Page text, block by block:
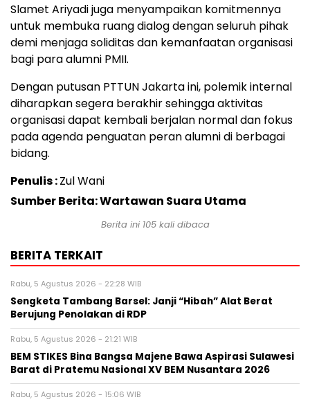
Slamet Ariyadi juga menyampaikan komitmennya
untuk membuka ruang dialog dengan seluruh pihak
demi menjaga soliditas dan kemanfaatan organisasi
bagi para alumni PMII.
Dengan putusan PTTUN Jakarta ini, polemik internal
diharapkan segera berakhir sehingga aktivitas
organisasi dapat kembali berjalan normal dan fokus
pada agenda penguatan peran alumni di berbagai
bidang.
Penulis :Zul Wani
Sumber Berita: Wartawan Suara Utama
Berita ini 105kali dibaca
BERITA TERKAIT
Rabu, 5 Agustus 2026 - 22:28 WIB
Sengketa Tambang Barsel: Janji “Hibah” Alat Berat
Berujung Penolakan di RDP
Rabu, 5 Agustus 2026 - 21:21 WIB
BEM STIKES Bina Bangsa Majene Bawa Aspirasi Sulawesi
Barat di Pratemu Nasional XV BEM Nusantara 2026
Rabu, 5 Agustus 2026 - 15:06 WIB